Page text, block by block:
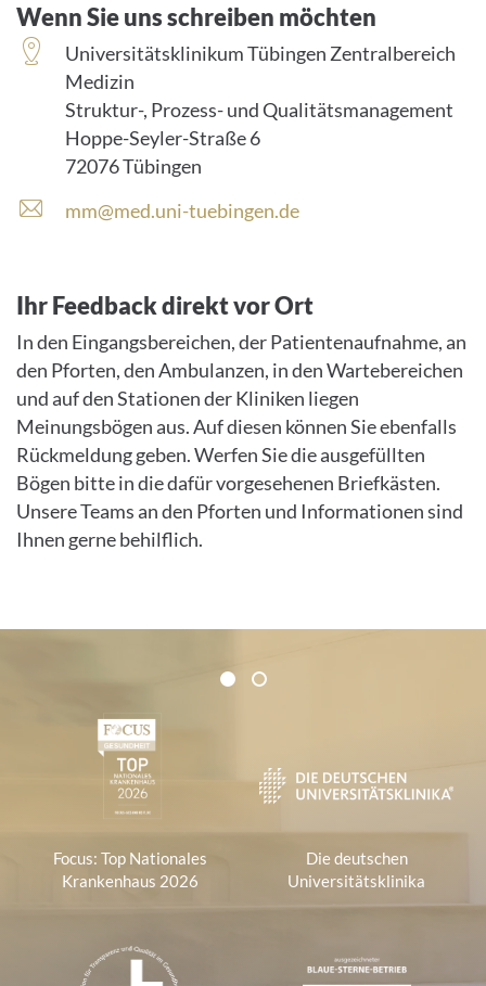
Wenn Sie uns schreiben möchten
Universitätsklinikum Tübingen Zentralbereich
Medizin
Struktur-, Prozess- und Qualitätsmanagement
Hoppe-Seyler-Straße 6
72076 Tübingen
mm@med.uni-tuebingen.de
Ihr Feedback direkt vor Ort
In den Eingangsbereichen, der Patientenaufnahme, an
den Pforten, den Ambulanzen, in den Wartebereichen
und auf den Stationen der Kliniken liegen
Meinungsbögen aus. Auf diesen können Sie ebenfalls
Rückmeldung geben. Werfen Sie die ausgefüllten
Bögen bitte in die dafür vorgesehenen Briefkästen.
Unsere Teams an den Pforten und Informationen sind
Ihnen gerne behilflich.
Zertifikate und Verbände
1 2
Focus: Top Nationales
Krankenhaus 2026
Die deutschen
Universitätsklinika